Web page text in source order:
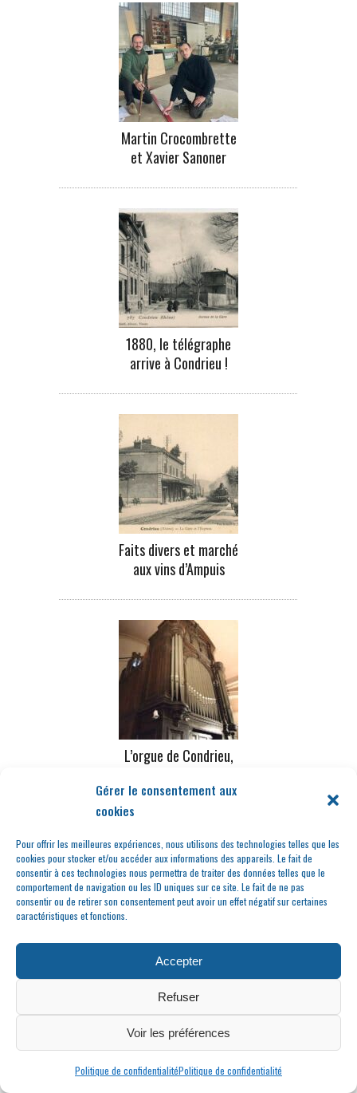
Gérer le consentement aux
cookies
Pour offrir les meilleures expériences, nous utilisons des technologies telles que les
cookies pour stocker et/ou accéder aux informations des appareils. Le fait de
consentir à ces technologies nous permettra de traiter des données telles que le
comportement de navigation ou les ID uniques sur ce site. Le fait de ne pas
consentir ou de retirer son consentement peut avoir un effet négatif sur certaines
caractéristiques et fonctions.
Accepter
Refuser
Voir les préférences
Politique de confidentialitéPolitique de confidentialité
Martin Crocombrette
et Xavier Sanoner
1880, le télégraphe
arrive à Condrieu !
Faits divers et marché
aux vins d’Ampuis
L’orgue de Condrieu,
transplanté…
Les belles voitures
anciennes et pas
seulement…